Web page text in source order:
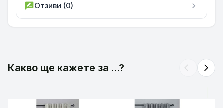
rate_reviewОтзиви (0) chevron_right
Какво ще кажете за ...? arrow_back_ios arrow_forward_ios